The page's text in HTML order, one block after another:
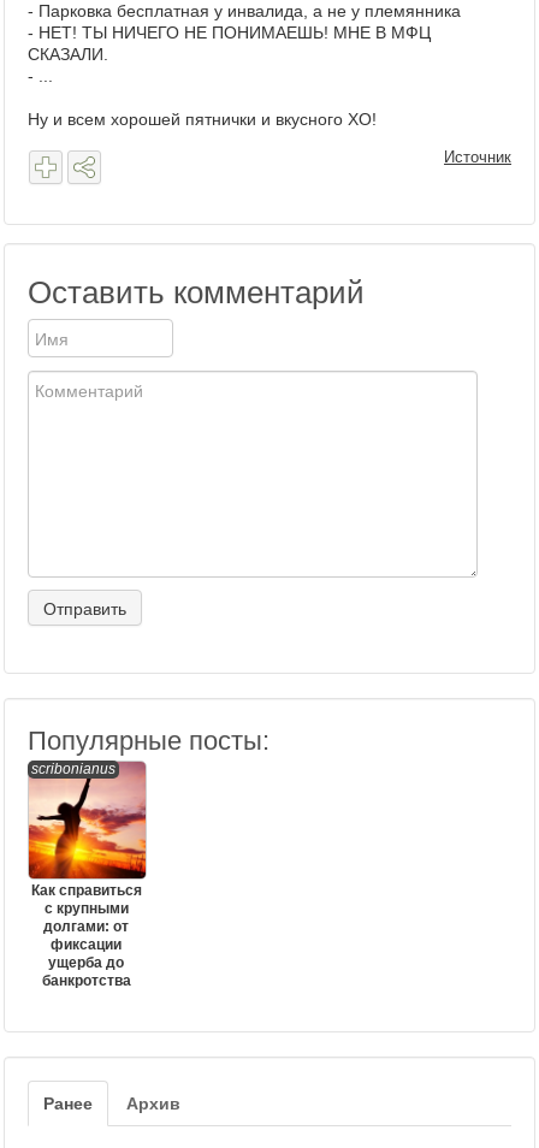
- Парковка бесплатная у инвалида, а не у племянника
- НЕТ! ТЫ НИЧЕГО НЕ ПОНИМАЕШЬ! МНЕ В МФЦ
СКАЗАЛИ.
- ...
Ну и всем хорошей пятнички и вкусного XO!
Источник
Оставить комментарий
Популярные посты:
scribonianus
Как справиться
с крупными
долгами: от
фиксации
ущерба до
банкротства
Ранее Архив